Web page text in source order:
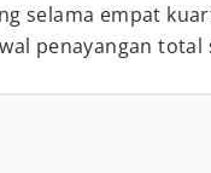
selama empat
penayangan total